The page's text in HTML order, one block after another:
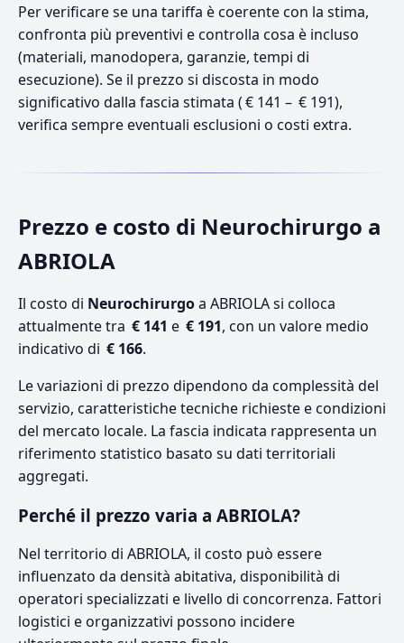
Per verificare se una tariffa è coerente con la stima,
confronta più preventivi e controlla cosa è incluso
(materiali, manodopera, garanzie, tempi di
esecuzione). Se il prezzo si discosta in modo
significativo dalla fascia stimata ( € 141 – € 191),
verifica sempre eventuali esclusioni o costi extra.
Prezzo e costo di Neurochirurgo a
ABRIOLA
Il costo di Neurochirurgoa ABRIOLA si colloca
attualmente tra € 141 e € 191, con un valore medio
indicativo di € 166.
Le variazioni di prezzo dipendono da complessità del
servizio, caratteristiche tecniche richieste e condizioni
del mercato locale. La fascia indicata rappresenta un
riferimento statistico basato su dati territoriali
aggregati.
Perché il prezzo varia a ABRIOLA?
Nel territorio di ABRIOLA, il costo può essere
influenzato da densità abitativa, disponibilità di
operatori specializzati e livello di concorrenza. Fattori
logistici e organizzativi possono incidere